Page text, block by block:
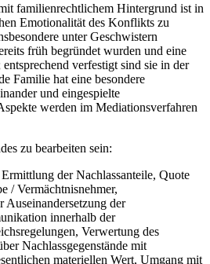
familienrechtlichem Hintergrund ist in
Emotionalität des Konflikts zu
unter Geschwistern
früh begründet wurden und eine
verfestigt sind sie in der
Familie hat eine besondere
und eingespielte
werden im Mediationsverfahren
zu bearbeiten sein:
der Nachlassanteile, Quote
/ Vermächtnisnehmer,
Auseinandersetzung der
innerhalb der
Verwertung des
Nachlassgegenstände mit
materiellen Wert, Umgang mit